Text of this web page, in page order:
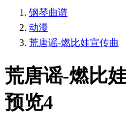
钢琴曲谱
动漫
荒唐谣-燃比娃宣传曲
荒唐谣-燃比
预览4